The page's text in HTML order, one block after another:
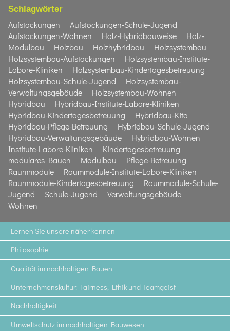
Schlagwörter
Aufstockungen
Aufstockungen-Schule-Jugend
Aufstockungen-Wohnen
Holz-Hybridbauweise
Holz-
Modulbau
Holzbau Holzhybridbau
Holzsystembau
Holzsystembau-Aufstockungen
Holzsystembau-Institute-
Labore-Kliniken
Holzsystembau-Kindertagesbetreuung
Holzsystembau-Schule-Jugend
Holzsystembau-
Verwaltungsgebäude
Holzsystembau-Wohnen
Hybridbau
Hybridbau-Institute-Labore-Kliniken
Hybridbau-Kindertagesbetreuung
Hybridbau-Kita
Hybridbau-Pflege-Betreuung
Hybridbau-Schule-Jugend
Hybridbau-Verwaltungsgebäude
Hybridbau-Wohnen
Institute-Labore-Kliniken
Kindertagesbetreuung
modulares Bauen
Modulbau
Pflege-Betreuung
Raummodule
Raummodule-Institute-Labore-Kliniken
Raummodule-Kindertagesbetreuung
Raummodule-Schule-
Jugend
Schule-Jugend
Verwaltungsgebäude
Wohnen
Lernen Sie unsere näher kennen
Philosophie
Qualität im nachhaltigen Bauen
Unternehmenskultur: Fairness, Ethik und Teamgeist
Nachhaltigkeit
Umweltschutz im nachhaltigen Bauwesen